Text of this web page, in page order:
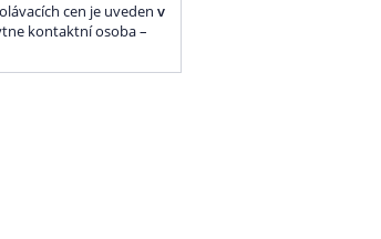
cen je uveden v
kontaktní osoba –